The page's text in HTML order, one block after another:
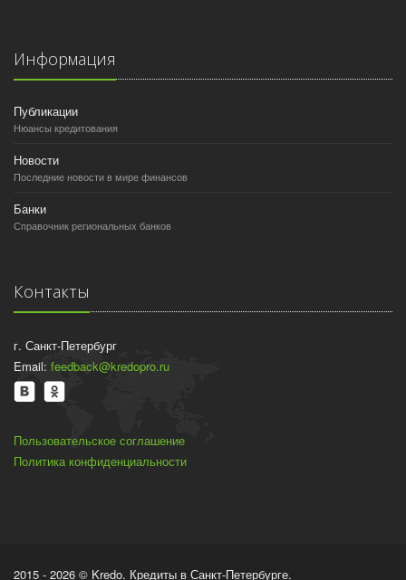
Информация
Публикации
Нюансы кредитования
Новости
Последние новости в мире финансов
Банки
Справочник региональных банков
Контакты
г. Санкт-Петербург
Email: feedback@kredopro.ru
Пользовательское соглашение
Политика конфиденциальности
2015 - 2026 © Kredo. Кредиты в Санкт-Петербурге.